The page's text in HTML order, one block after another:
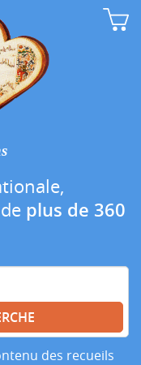
plus de 360
des recueils